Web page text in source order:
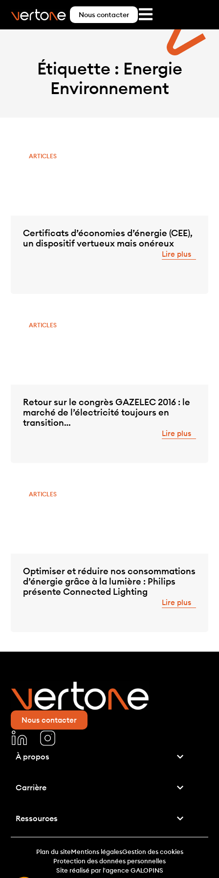
Nous contacter
Étiquette : Energie
Environnement
ARTICLES
Certificats d’économies d’énergie (CEE),
un dispositif vertueux mais onéreux
Lire plus
ARTICLES
Retour sur le congrès GAZELEC 2016 : le
marché de l’électricité toujours en
transition…
Lire plus
ARTICLES
Optimiser et réduire nos consommations
d’énergie grâce à la lumière : Philips
présente Connected Lighting
Lire plus
Nous contacter
À propos
Carrière
Ressources
Plan du siteMentions légalesGestion des cookies
Protection des données personnelles
Site réalisé par l'agence GALOPINS